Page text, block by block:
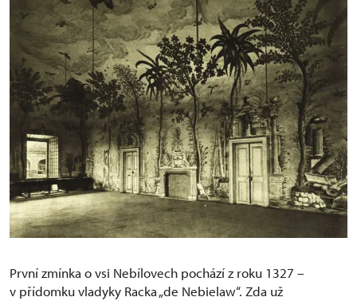
První zmínka o vsi Nebílovech pochází z roku 1327 –
v přídomku vladyky Racka „de Nebielaw“. Zda už